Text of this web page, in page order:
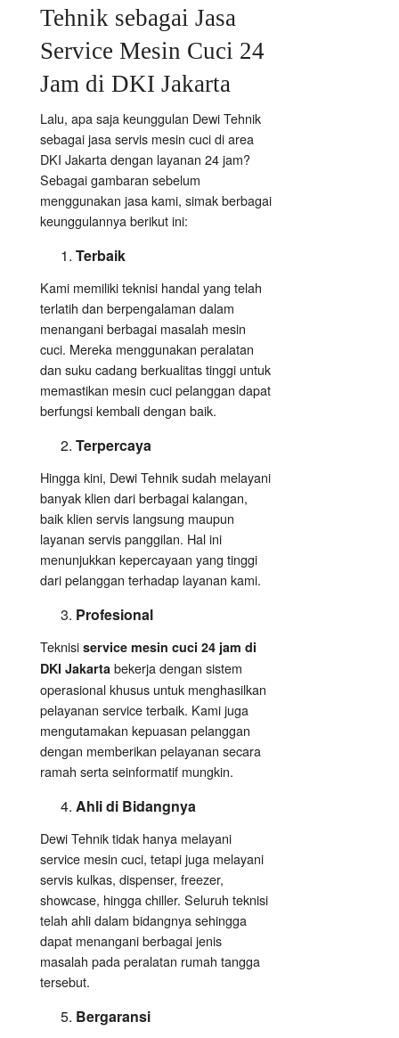
Tehnik sebagai Jasa
Service Mesin Cuci 24
Jam di DKI Jakarta
Lalu, apa saja keunggulan Dewi Tehnik
sebagai jasa servis mesin cuci di area
DKI Jakarta dengan layanan 24 jam?
Sebagai gambaran sebelum
menggunakan jasa kami, simak berbagai
keunggulannya berikut ini:
Terbaik
Kami memiliki teknisi handal yang telah
terlatih dan berpengalaman dalam
menangani berbagai masalah mesin
cuci. Mereka menggunakan peralatan
dan suku cadang berkualitas tinggi untuk
memastikan mesin cuci pelanggan dapat
berfungsi kembali dengan baik.
Terpercaya
Hingga kini, Dewi Tehnik sudah melayani
banyak klien dari berbagai kalangan,
baik klien servis langsung maupun
layanan servis panggilan. Hal ini
menunjukkan kepercayaan yang tinggi
dari pelanggan terhadap layanan kami.
Profesional
Teknisi service mesin cuci 24 jam di
DKI Jakarta bekerja dengan sistem
operasional khusus untuk menghasilkan
pelayanan service terbaik. Kami juga
mengutamakan kepuasan pelanggan
dengan memberikan pelayanan secara
ramah serta seinformatif mungkin.
Ahli di Bidangnya
Dewi Tehnik tidak hanya melayani
service mesin cuci, tetapi juga melayani
servis kulkas, dispenser, freezer,
showcase, hingga chiller. Seluruh teknisi
telah ahli dalam bidangnya sehingga
dapat menangani berbagai jenis
masalah pada peralatan rumah tangga
tersebut.
Bergaransi